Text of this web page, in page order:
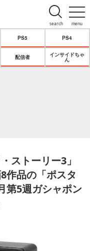
menu
search
PS5 PS4
配信者
インサイドちゃ
ん
ストーリー3」
作品の「ポスタ
第5週ガシャポン